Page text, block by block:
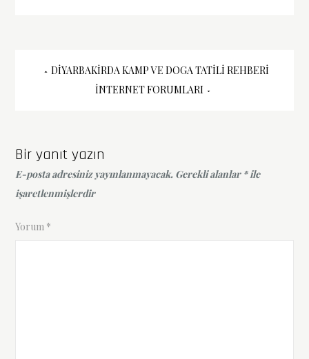
Yazı
DIYARBAKIRDA KAMP VE DOGA TATILI REHBERI
INTERNET FORUMLARI
Bir yanıt yazın
E-posta adresiniz yayınlanmayacak. Gerekli alanlar *ile
işaretlenmişlerdir
Yorum *